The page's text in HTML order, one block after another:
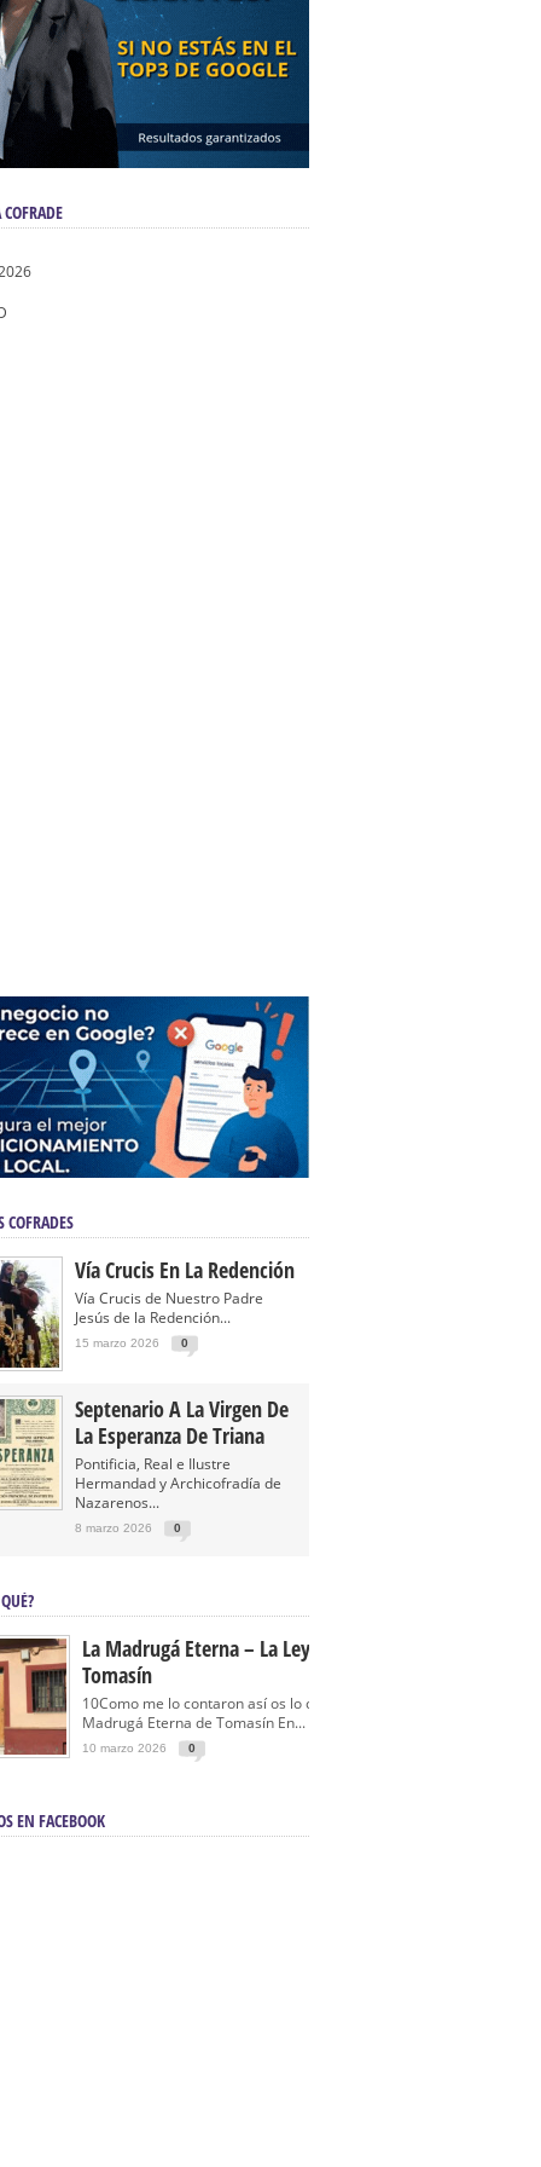
COFRADES
Vía Crucis En La Redención
Vía Crucis de Nuestro Padre
Jesús de la Redención...
15 marzo 2026 0
Septenario A La Virgen De
La Esperanza De Triana
Pontificia, Real e Ilustre
Hermandad y Archicofradía de
Nazarenos...
8 marzo 2026 0
La Madrugá Eterna – La Leyenda De
Tomasín
10Como me lo contaron así os lo cuento… La
Madrugá Eterna de Tomasín En...
10 marzo 2026 0
EN FACEBOOK